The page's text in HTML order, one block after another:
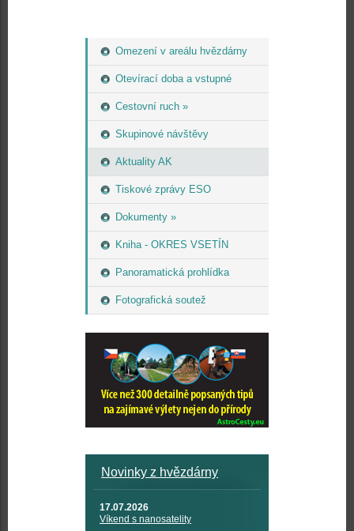
Omezení v areálu hvězdárny
Otevírací doba a vstupné
Cestovní ruch »
Skupinové návštěvy
Aktuality AK
Tiskové zprávy ESO
Dokumenty »
Kniha - OKRES VSETÍN
Panoramatická prohlídka
Fotografická soutež
Novinky z hvězdárny
17.07.2026
Víkend s nanosatelity